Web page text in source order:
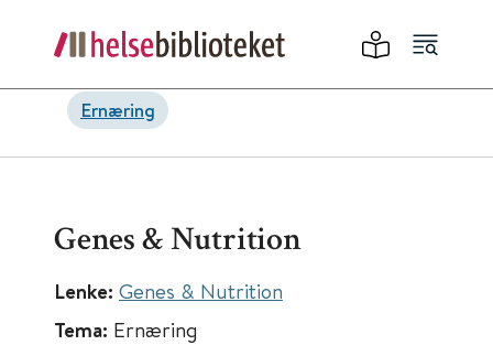
Ernæring
Genes & Nutrition
Lenke: Genes & Nutrition
Tema: Ernæring